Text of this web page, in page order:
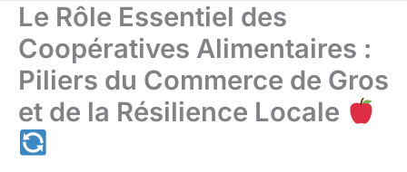
Le Rôle Essentiel des
Coopératives Alimentaires :
Piliers du Commerce de Gros
et de la Résilience Locale